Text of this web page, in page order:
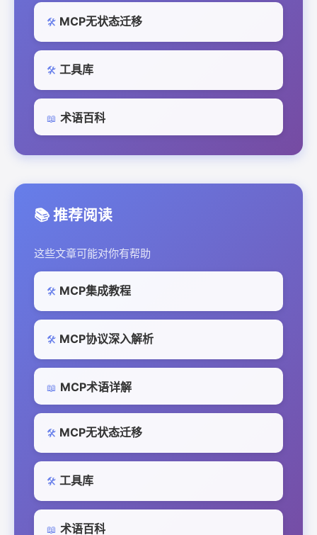
🛠️ MCP无状态迁移
🛠️ 工具库
📖 术语百科
📚 推荐阅读
这些文章可能对你有帮助
🛠️ MCP集成教程
🛠️ MCP协议深入解析
📖 MCP术语详解
🛠️ MCP无状态迁移
🛠️ 工具库
📖 术语百科